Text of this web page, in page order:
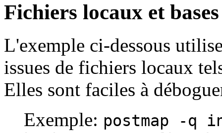
Fichiers locaux et
L'exemple ci-dessous
issues de fichiers locaux
Elles sont faciles à
Exemple: postmap -q